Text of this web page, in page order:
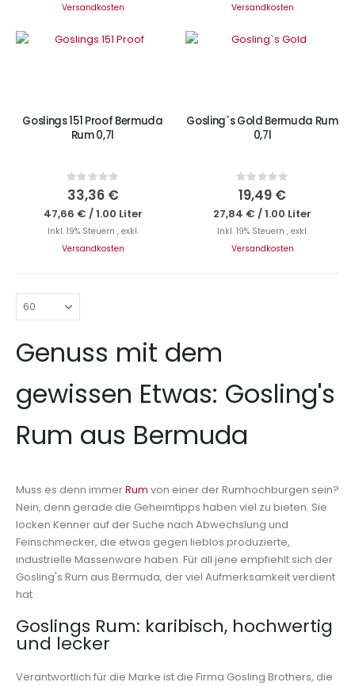
Versandkosten
Versandkosten
IN DEN WARENKORB
Goslings 151 Proof Bermuda
Rum 0,7l
Rating:
0%
33,36 €
47,66 € /1.00 Liter
Inkl. 19% Steuern , exkl.
Versandkosten
Nicht auf Lager
Gosling`s Gold Bermuda Rum
0,7l
Rating:
0%
19,49 €
27,84 € /1.00 Liter
Inkl. 19% Steuern , exkl.
Versandkosten
Genuss mit dem
gewissen Etwas: Gosling's
Rum aus Bermuda
Muss es denn immerRum von einer der Rumhochburgen sein?
Nein, denn gerade die Geheimtipps haben viel zu bieten. Sie
locken Kenner auf der Suche nach Abwechslung und
Feinschmecker, die etwas gegen lieblos produzierte,
industrielle Massenware haben. Für all jene empfiehlt sich der
Gosling's Rum aus Bermuda, der viel Aufmerksamkeit verdient
hat.
Goslings Rum: karibisch, hochwertig
und lecker
Verantwortlich für die Marke ist die Firma Gosling Brothers, die